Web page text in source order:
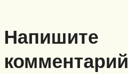
Напишите
комментарий